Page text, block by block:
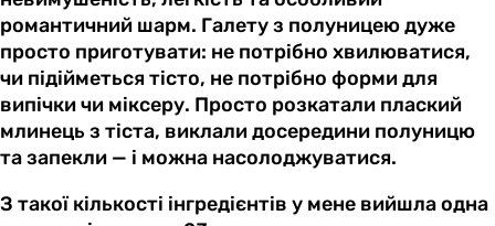
романтичний шарм. Галету з полуницею дуже
просто приготувати: не потрібно хвилюватися,
чи підійметься тісто, не потрібно форми для
випічки чи міксеру. Просто розкатали плаский
млинець з тіста, виклали досередини полуницю
та запекли — і можна насолоджуватися.
З такої кількості інгредієнтів у мене вийшла одна